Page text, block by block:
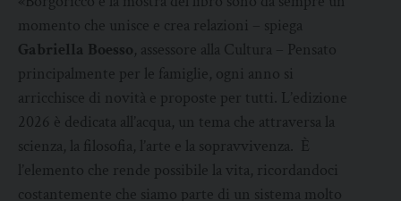
momento che unisce e crea relazioni – spiega
Gabriella Boesso, assessore alla Cultura – Pensato
principalmente per le famiglie, ogni anno si
arricchisce di novità e proposte per tutti. L’edizione
2026 è dedicata all’acqua, un tema che attraversa la
scienza, la filosofia, l’arte e la sopravvivenza. È
l’elemento che rende possibile la vita, ricordandoci
costantemente che siamo parte di un sistema molto